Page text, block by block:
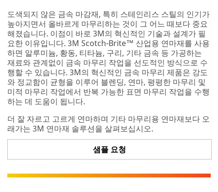
Phone
Number
Country/Re
gion
Select One
t
Zip or
Code
도색되지 않은 금속 마감재, 특히 스테인리스 스틸의 인기가
높아지면서 올바르게 마무리하는 것이 그 어느 때보다 중요
해졌습니다. 이점이 바로 3M의 혁신적인 기술과 설계가 필
요한 이유입니다. 3M Scotch-Brite™ 산업용 연마재를 사용
하면 알루미늄, 황동, 티타늄, 구리, 기타 금속 등 가공하는
재료와 관계없이 금속 마무리 작업을 선도적인 방식으로 수
행할 수 있습니다. 3M의 혁신적인 금속 마무리 제품은 강도
와 정교함이 균형을 이루어 블렌딩, 연마, 평평한 마무리 및
미적 마무리 작업에서 반복 가능한 표면 마무리 작업을 수행
하는 데 도움이 됩니다.
더 잘 자르고 고르게 연마하며 기타 마무리용 연마재보다 오
래가는 3M 연마재 솔루션을 살펴보십시오.
샘플 요청